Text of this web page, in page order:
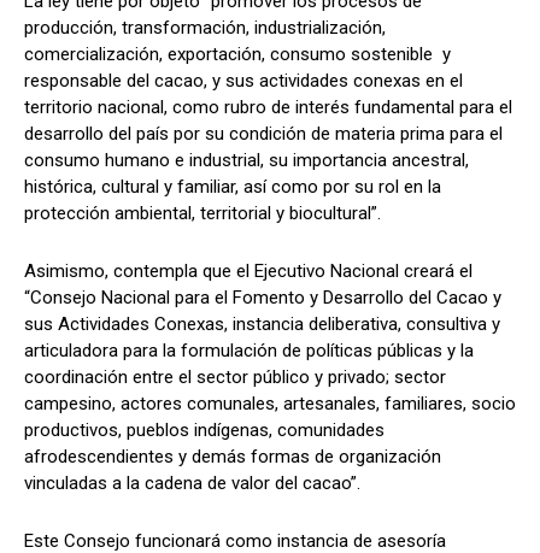
producción, transformación, industrialización,
comercialización, exportación, consumo sostenible y
responsable del cacao, y sus actividades conexas en el
territorio nacional, como rubro de interés fundamental para el
desarrollo del país por su condición de materia prima para el
consumo humano e industrial, su importancia ancestral,
histórica, cultural y familiar, así como por su rol en la
protección ambiental, territorial y biocultural”.
Asimismo, contempla que el Ejecutivo Nacional creará el
“Consejo Nacional para el Fomento y Desarrollo del Cacao y
sus Actividades Conexas, instancia deliberativa, consultiva y
articuladora para la formulación de políticas públicas y la
coordinación entre el sector público y privado; sector
campesino, actores comunales, artesanales, familiares, socio
productivos, pueblos indígenas, comunidades
afrodescendientes y demás formas de organización
vinculadas a la cadena de valor del cacao”.
Este Consejo funcionará como instancia de asesoría